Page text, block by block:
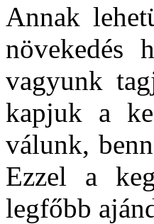
Annak
növekedés
vagyunk
kapjuk a
válunk,
Ezzel a
legfőbb